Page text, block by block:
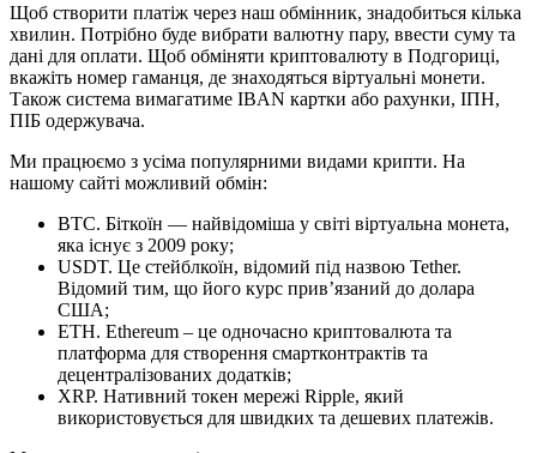
Щоб створити платіж через наш обмінник, знадобиться кілька
хвилин. Потрібно буде вибрати валютну пару, ввести суму та
дані для оплати. Щоб обміняти криптовалюту в Подгориці,
вкажіть номер гаманця, де знаходяться віртуальні монети.
Також система вимагатиме IBAN картки або рахунки, ІПН,
ПІБ одержувача.
Ми працюємо з усіма популярними видами крипти. На
нашому сайті можливий обмін:
BTC. Біткоїн — найвідоміша у світі віртуальна монета,
яка існує з 2009 року;
USDT. Це стейблкоїн, відомий під назвою Tether.
Відомий тим, що його курс прив’язаний до долара
США;
ETH. Ethereum – це одночасно криптовалюта та
платформа для створення смартконтрактів та
децентралізованих додатків;
XRP. Нативний токен мережі Ripple, який
використовується для швидких та дешевих платежів.